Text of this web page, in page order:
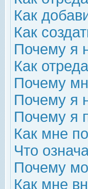
Как
Как
Почему я
Как
Почему
Почему я
Почему я
Как мне
Что
Почему
Как мне